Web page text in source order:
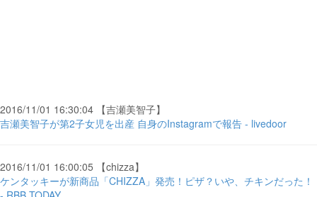
2016/11/01 16:30:04 【吉瀬美智子】
吉瀬美智子が第2子女児を出産 自身のInstagramで報告 - livedoor
2016/11/01 16:00:05 【chizza】
ケンタッキーが新商品「CHIZZA」発売！ピザ？いや、チキンだった！